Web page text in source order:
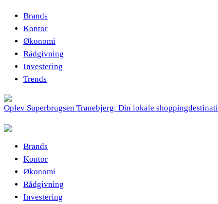
Brands
Kontor
Økonomi
Rådgivning
Investering
Trends
Oplev Superbrugsen Tranebjerg: Din lokale
Brands
Kontor
Økonomi
Rådgivning
Investering